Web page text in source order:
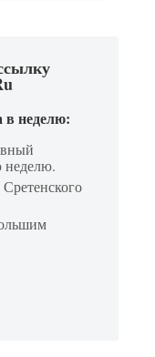
в неделю:
неделю.